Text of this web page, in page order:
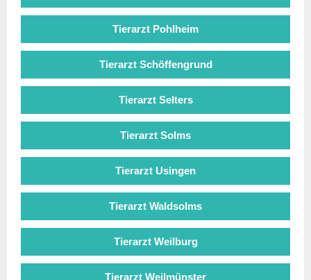
Tierarzt Pohlheim
Tierarzt Schöffengrund
Tierarzt Selters
Tierarzt Solms
Tierarzt Usingen
Tierarzt Waldsolms
Tierarzt Weilburg
Tierarzt Weilmünster